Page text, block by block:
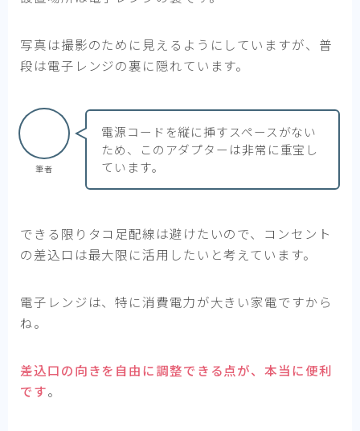
写真は撮影のために見えるようにしていますが、普
段は電子レンジの裏に隠れています。
筆者
電源コードを縦に挿すスペースがない
ため、このアダプターは非常に重宝し
ています。
できる限りタコ足配線は避けたいので、コンセント
の差込口は最大限に活用したいと考えています。
電子レンジは、特に消費電力が大きい家電ですから
ね。
差込口の向きを自由に調整できる点が、本当に便利
です。